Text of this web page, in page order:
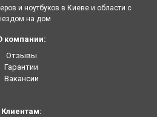
и ноутбуков в Киеве и области с
на дом
компании:
Отзывы
Гарантии
Вакансии
Клиентам: